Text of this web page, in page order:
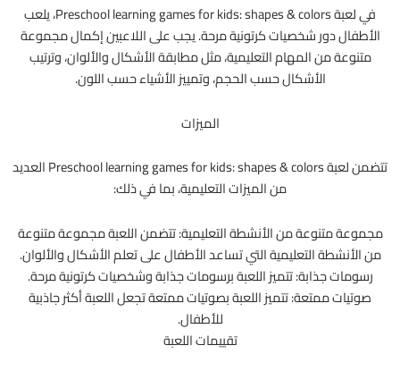
في لعبة Preschool learning games for kids: shapes & colors، يلعب
الأطفال دور شخصيات كرتونية مرحة. يجب على اللاعبين إكمال مجموعة
متنوعة من المهام التعليمية، مثل مطابقة الأشكال والألوان، وترتيب
الأشكال حسب الحجم، وتمييز الأشياء حسب اللون.
الميزات
تتضمن لعبة Preschool learning games for kids: shapes & colors العديد
من الميزات التعليمية، بما في ذلك:
مجموعة متنوعة من الأنشطة التعليمية: تتضمن اللعبة مجموعة متنوعة
من الأنشطة التعليمية التي تساعد الأطفال على تعلم الأشكال والألوان.
رسومات جذابة: تتميز اللعبة برسومات جذابة وشخصيات كرتونية مرحة.
صوتيات ممتعة: تتميز اللعبة بصوتيات ممتعة تجعل اللعبة أكثر جاذبية
للأطفال.
تقييمات اللعبة